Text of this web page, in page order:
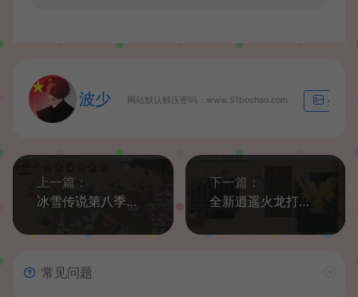
波少 网站默认解压密码：www.51boshao.com 生成海
上一篇：
冰雪传说第八季三职业传奇带假人服务端【Gom引擎】
下一篇：
全新逍遥火龙打金三职业传奇带假人版本【Gom引擎】
常见问题